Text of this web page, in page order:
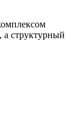
а структурный